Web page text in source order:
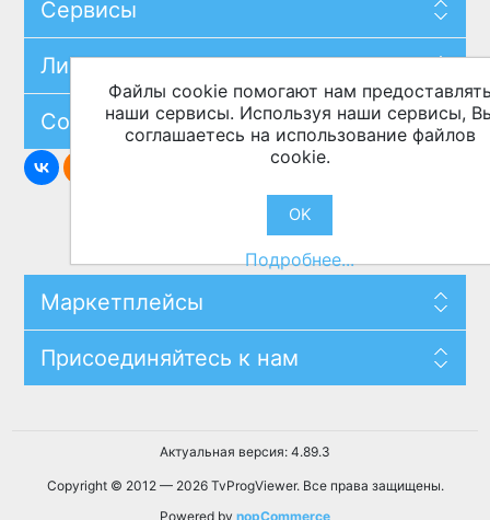
Сервисы
Личный кабинет
Сообщите о нас
Маркетплейсы
Присоединяйтесь к нам
Актуальная версия: 4.89.3
Copyright © 2012 — 2026 TvProgViewer. Все права защищены.
Powered by nopCommerce
Файлы cookie помогают нам
наши сервисы. Используя наши сервисы,
соглашаетесь на использование файлов
cookie.
OK
Подробнее...